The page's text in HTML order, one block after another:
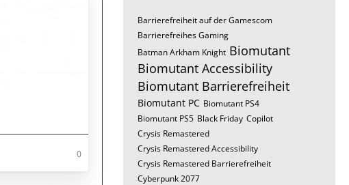
0
Barrierefreiheit auf der Gamescom
Barrierefreihes Gaming
Batman Arkham Knight Biomutant
Biomutant Accessibility
Biomutant Barrierefreiheit
Biomutant PC Biomutant PS4
Biomutant PS5 Black Friday Copilot
Crysis Remastered
Crysis Remastered Accessibility
Crysis Remastered Barrierefreiheit
Cyberpunk 2077